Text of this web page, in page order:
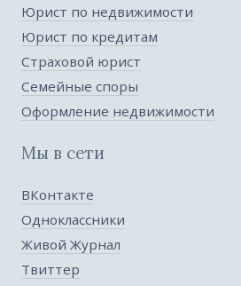
Юрист по недвижимости
Юрист по кредитам
Страховой юрист
Семейные споры
Оформление недвижимости
Мы в сети
ВКонтакте
Одноклассники
Живой Журнал
Твиттер